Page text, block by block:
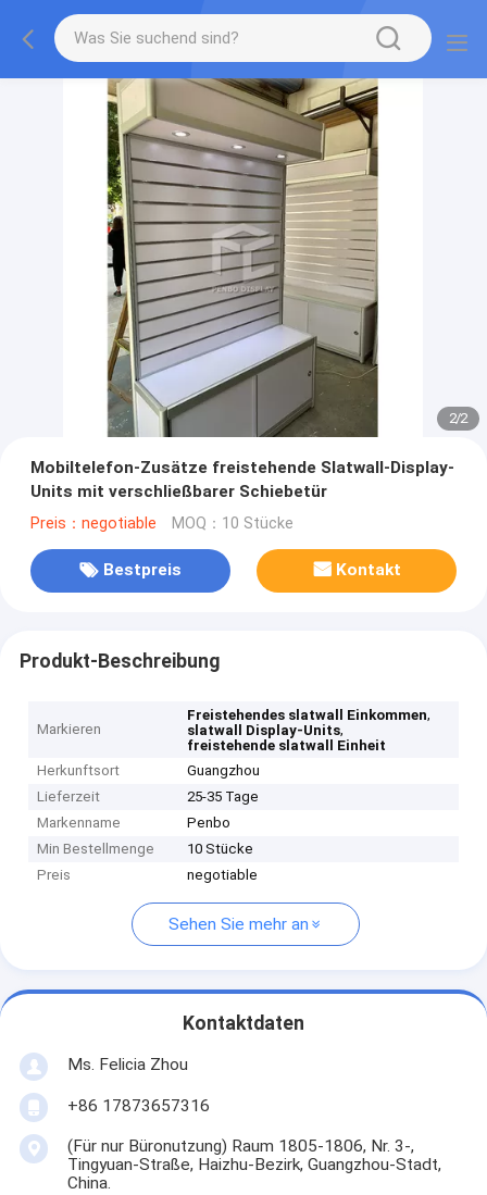
2/2
Mobiltelefon-Zusätze freistehende Slatwall-Display-
Units mit verschließbarer Schiebetür
Preis：negotiable MOQ：10 Stücke
Bestpreis Kontakt
Produkt-Beschreibung
Markieren
Freistehendes slatwall Einkommen,
slatwall Display-Units,
freistehende slatwall Einheit
Herkunftsort
Guangzhou
Lieferzeit
25-35 Tage
Markenname
Penbo
Min Bestellmenge
10 Stücke
Preis
negotiable
Sehen Sie mehr an
Kontaktdaten
Ms. Felicia Zhou
+86 17873657316
(Für nur Büronutzung) Raum 1805-1806, Nr. 3-,
Tingyuan-Straße, Haizhu-Bezirk, Guangzhou-Stadt,
China.